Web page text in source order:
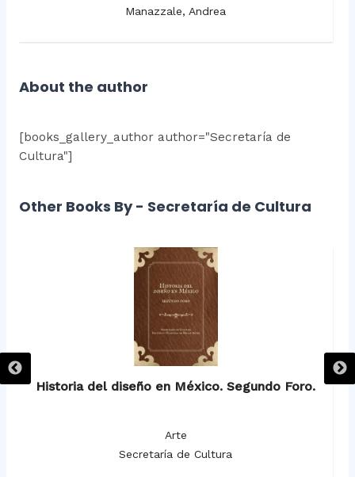
Manazzale, Andrea
About the author
[books_gallery_author author="Secretaría de
Cultura"]
Other Books By - Secretaría de Cultura
Historia del diseño en México. Segundo Foro.
Arte
Secretaría de Cultura